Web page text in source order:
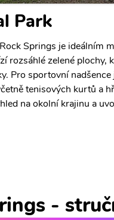
Park
Springs je ideálním
rozsáhlé zelené plochy,
Pro sportovní
tenisových kurtů a
na okolní krajinu a
-